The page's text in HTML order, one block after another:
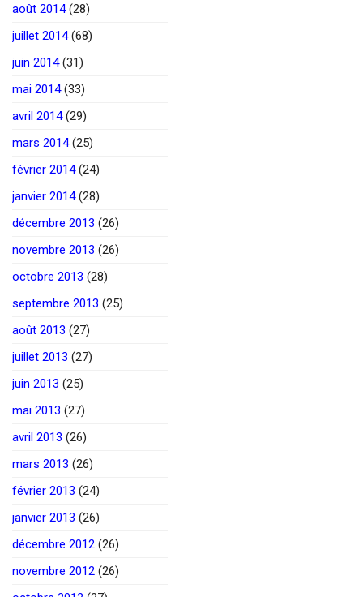
août 2014(28)
juillet 2014(68)
juin 2014(31)
mai 2014(33)
avril 2014(29)
mars 2014(25)
février 2014(24)
janvier 2014(28)
décembre 2013 (26)
novembre 2013 (26)
octobre 2013 (28)
septembre 2013 (25)
août 2013 (27)
juillet 2013 (27)
juin 2013 (25)
mai 2013 (27)
avril 2013 (26)
mars 2013 (26)
février 2013 (24)
janvier 2013 (26)
décembre 2012 (26)
novembre 2012 (26)